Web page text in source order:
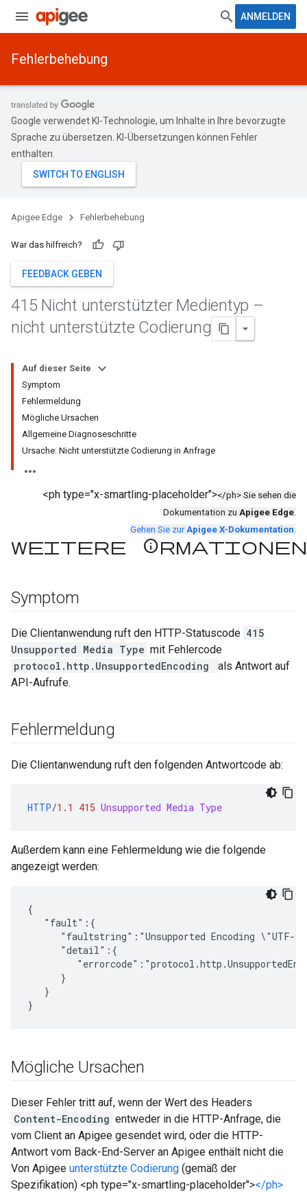
ANMELDEN
Fehlerbehebung
Google verwendet KI-Technologie, um Inhalte in Ihre bevorzugte
Sprache zu übersetzen. KI-Übersetzungen können Fehler
enthalten.
Apigee Edge Fehlerbehebung
War das hilfreich?
FEEDBACK GEBEN
415 Nicht unterstützter Medientyp –
nicht unterstützte Codierung
Auf dieser Seite
Symptom
Fehlermeldung
Mögliche Ursachen
Allgemeine Diagnoseschritte
Ursache: Nicht unterstützte Codierung in Anfrage
<ph type="x-smartling-placeholder"></ph> Sie sehen die
Dokumentation zu Apigee Edge.
Gehen Sie zurApigee X-Dokumentation.
Weitere Informationen
Symptom
Die Clientanwendung ruft den HTTP-Statuscode 415
Unsupported Media Type mit Fehlercode
protocol.http.UnsupportedEncoding
als Antwort auf
API-Aufrufe.
Fehlermeldung
Die Clientanwendung ruft den folgenden Antwortcode ab:
HTTP/1.1 415 Unsupported Media Type
Außerdem kann eine Fehlermeldung wie die folgende
angezeigt werden:
{
   "fault":{
"faultstring":"Unsupported Encoding \"UTF-
      "detail":{
      }
   }
}
Mögliche Ursachen
Dieser Fehler tritt auf, wenn der Wert des Headers
Content-Encoding entweder in die HTTP-Anfrage, die
vom Client an Apigee gesendet wird, oder die HTTP-
Antwort vom Back-End-Server an Apigee enthält nicht die
Von Apigee unterstützte Codierung (gemäß der
Spezifikation) <ph type="x-smartling-placeholder"></ph>